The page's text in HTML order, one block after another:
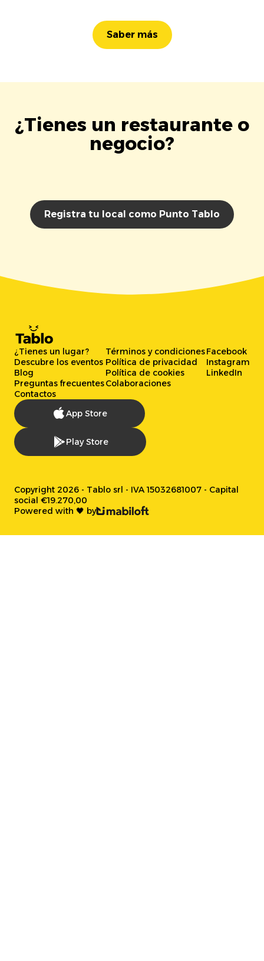
Saber más
¿Tienes un restaurante o
negocio?
Registra tu local como Punto Tablo
¿Tienes un lugar?
Descubre los eventos
Blog
Preguntas frecuentes
Contactos
Términos y condiciones
Política de privacidad
Política de cookies
Colaboraciones
Facebook
Instagram
LinkedIn
App Store
Play Store
Copyright 2026 - Tablo srl - IVA 15032681007 - Capital
social €19.270,00
Powered with 🖤 by